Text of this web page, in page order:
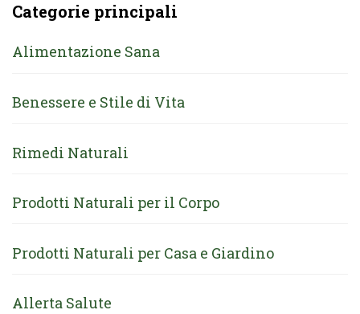
Categorie principali
Alimentazione Sana
Benessere e Stile di Vita
Rimedi Naturali
Prodotti Naturali per il Corpo
Prodotti Naturali per Casa e Giardino
Allerta Salute